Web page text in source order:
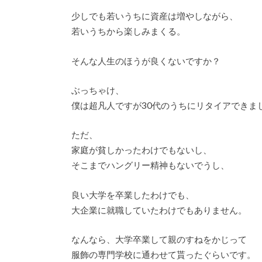
少しでも若いうちに資産は増やしながら、
若いうちから楽しみまくる。
そんな人生のほうが良くないですか？
ぶっちゃけ、
僕は超凡人ですが30代のうちにリタイアできま
ただ、
家庭が貧しかったわけでもないし、
そこまでハングリー精神もないでうし、
良い大学を卒業したわけでも、
大企業に就職していたわけでもありません。
なんなら、大学卒業して親のすねをかじって
服飾の専門学校に通わせて貰ったぐらいです。